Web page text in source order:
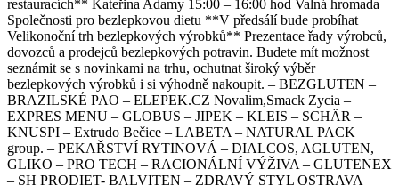
restauracích** Kateřina Adamy 15:00 – 16:00 hod Valná hromada
Společnosti pro bezlepkovou dietu **V předsálí bude probíhat
Velikonoční trh bezlepkových výrobků** Prezentace řady výrobců,
dovozců a prodejců bezlepkových potravin. Budete mít možnost
seznámit se s novinkami na trhu, ochutnat široký výběr
bezlepkových výrobků i si výhodně nakoupit. – BEZGLUTEN –
BRAZILSKÉ PAO – ELEPEK.CZ Novalim,Smack Zycia –
EXPRES MENU – GLOBUS – JIPEK – KLEIS – SCHÄR –
KNUSPI – Extrudo Bečice – LABETA – NATURAL PACK
group. – PEKAŘSTVÍ RYTINOVÁ – DIALCOS, AGLUTEN,
GLIKO – PRO TECH – RACIONÁLNÍ VÝŽIVA – GLUTENEX
– SH PRODIET- BALVITEN – ZDRAVÝ STYL OSTRAVA